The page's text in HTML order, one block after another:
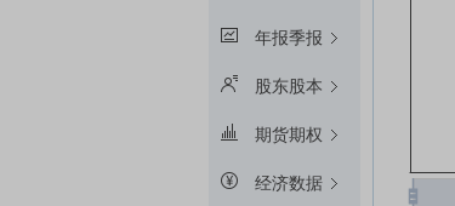
年报季报
股东股本
期货期权
经济数据